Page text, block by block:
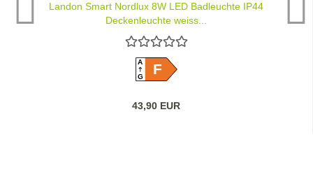
Landon Smart Nordlux 8W LED Badleuchte IP44
Deckenleuchte weiss...
A
GF
43,90 EUR